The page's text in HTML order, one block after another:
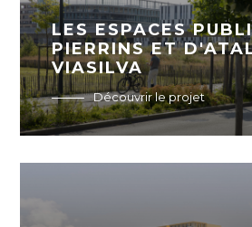
LES ESPACES
PIERRINS ET
VIASILVA
Découvrir le projet